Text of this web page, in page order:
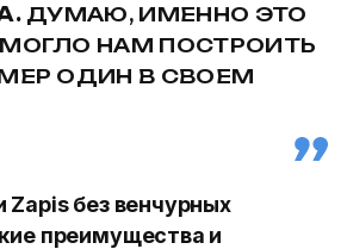
ДУМАЮ, ИМЕННО ЭТО
НАМ ПОСТРОИТЬ
ОДИН В СВОЕМ
Zapis без венчурных
преимущества и